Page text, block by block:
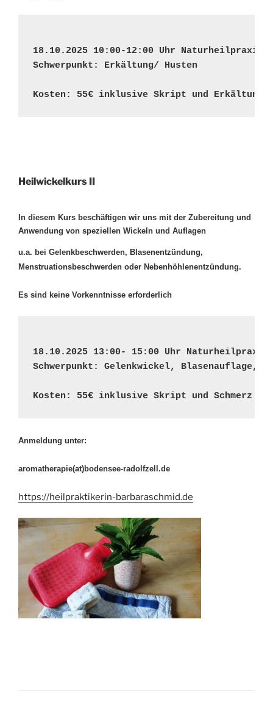
18.10.2025 10:00-12:00 Uhr Naturheilpraxis
Schwerpunkt: Erkältung/ Husten
Kosten: 55€ inklusive Skript und Erkältung
Heilwickelkurs II
In diesem Kurs beschäftigen wir uns mit der Zubereitung und
Anwendung von speziellen Wickeln und Auflagen
u.a. bei Gelenkbeschwerden, Blasenentzündung,
Menstruationsbeschwerden oder Nebenhöhlenentzündung.
Es sind keine Vorkenntnisse erforderlich
18.10.2025 13:00- 15:00 Uhr Naturheilpraxis
Schwerpunkt: Gelenkwickel, Blasenauflage,
Kosten: 55€ inklusive Skript und Schmerz
Anmeldung unter:
aromatherapie(at)bodensee-radolfzell.de
https://heilpraktikerin-barbaraschmid.de